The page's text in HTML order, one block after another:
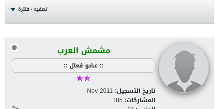
تصفية - فلترة
مشمش العرب
:: عضو فعال ::
تاريخ التسجيل: Nov 2011
المشاركات: 185